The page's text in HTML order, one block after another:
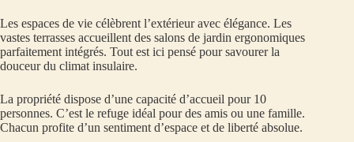
Les espaces de vie célèbrent l’extérieur avec élégance. Les
vastes terrasses accueillent des salons de jardin ergonomiques
parfaitement intégrés. Tout est ici pensé pour savourer la
douceur du climat insulaire.
La propriété dispose d’une capacité d’accueil pour 10
personnes. C’est le refuge idéal pour des amis ou une famille.
Chacun profite d’un sentiment d’espace et de liberté absolue.